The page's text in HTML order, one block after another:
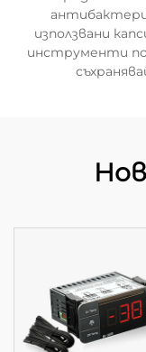
използвани
инструменти